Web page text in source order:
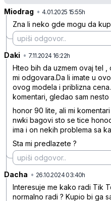
Miodrag • 4.01.2025 15:55h
Zna li neko gde mogu da
Daki • 7.11.2024 16:22h
Hteo bih da uzmem ovaj tel
mi odgovara.Da li imate u
ovog modela i priblizna
komentari, gledao sam nesto
honor 90 lite, ali mi
nwki bagovi sto se tice
ima i on nekih problema sa
Sta mi predlazete ?
Dacha • 26.10.2024 03:40h
Interesuje me kako radi Tik
normalno radi ? Kupio bi ga